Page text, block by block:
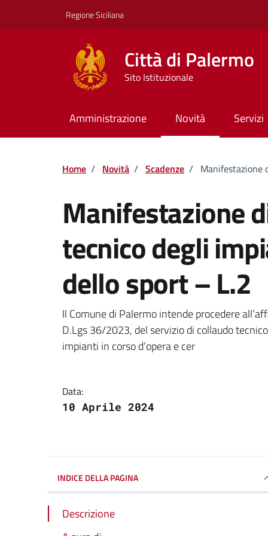
Regione Siciliana
Città di Palermo
Sito Istituzionale
Amministrazione Novità Servizi
Home / Novità / Scadenze / Manifestazione
Manifestazione
tecnico degli
dello sport – L.2
Dettagli della
Il Comune di Palermo intende procedere
D.Lgs 36/2023, del servizio di collaudo
impianti in corso d’opera e cer
Data:
10 Aprile 2024
INDICE DELLA PAGINA
Descrizione